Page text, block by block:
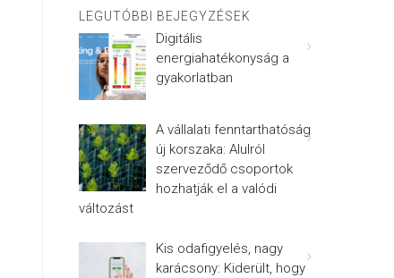
LEGUTÓBBI BEJEGYZÉSEK
Digitális
energiahatékonyság a
gyakorlatban
A vállalati fenntarthatóság
új korszaka: Alulról
szerveződő csoportok
hozhatják el a valódi
változást
Kis odafigyelés, nagy
karácsony: Kiderült, hogy